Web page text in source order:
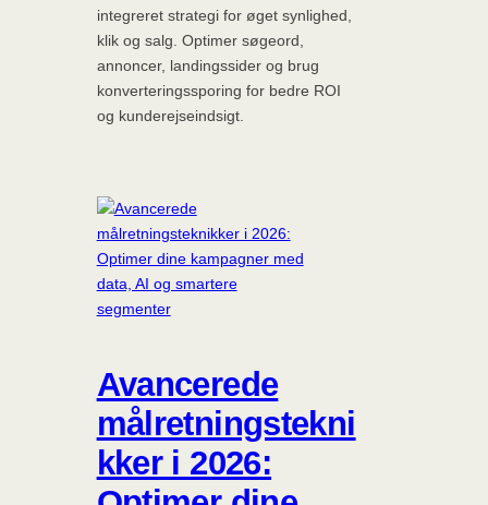
integreret strategi for øget synlighed,
klik og salg. Optimer søgeord,
annoncer, landingssider og brug
konverteringssporing for bedre ROI
og kunderejseindsigt.
Avancerede
målretningstekni
kker i 2026: